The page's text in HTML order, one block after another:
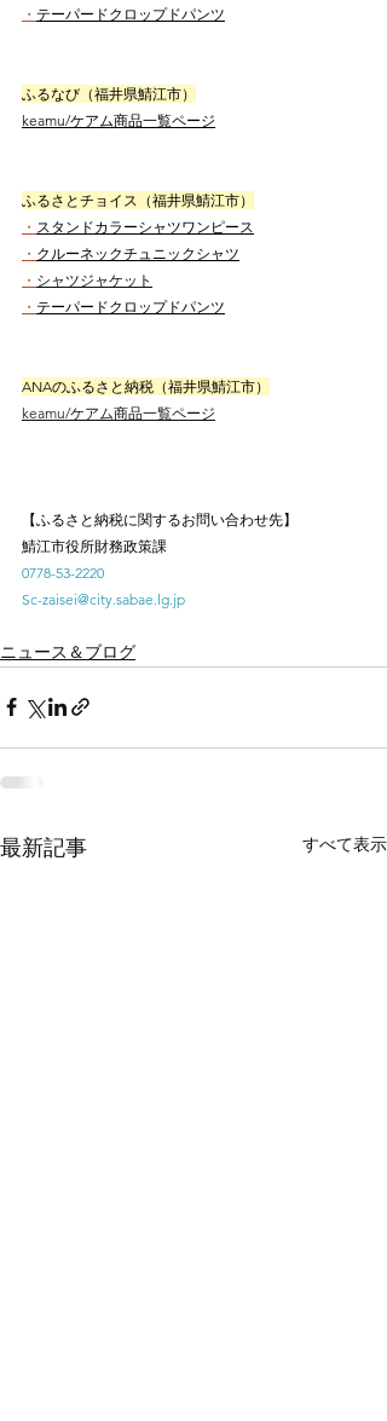
・ テーパードクロップドパンツ
ふるなび（福井県鯖江市）
keamu/ケアム商品一覧ページ
ふるさとチョイス（福井県鯖江市）
・ スタンドカラーシャツワンピース
・ クルーネックチュニックシャツ
・ シャツジャケット
・ テーパードクロップドパンツ
ANAのふるさと納税（福井県鯖江市）
keamu/ケアム商品一覧ページ
【ふるさと納税に関するお問い合わせ先】
鯖江市役所財務政策課
0778-53-2220
Sc-zaisei@city.sabae.lg.jp
ニュース＆ブログ
最新記事 すべて表示